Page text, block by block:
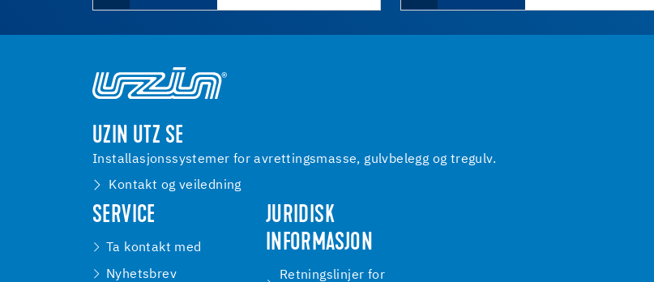
UZIN UTZ SE
Installasjonssystemer for avrettingsmasse, gulvbelegg og tregulv.
Kontakt og veiledning
SERVICE
Ta kontakt med
Nyhetsbrev
JURIDISK
INFORMASJON
Retningslinjer for